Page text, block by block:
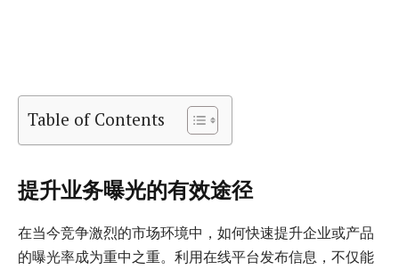
Table of Contents
提升业务曝光的有效途径
在当今竞争激烈的市场环境中，如何快速提升企业或产品
的曝光率成为重中之重。利用在线平台发布信息，不仅能